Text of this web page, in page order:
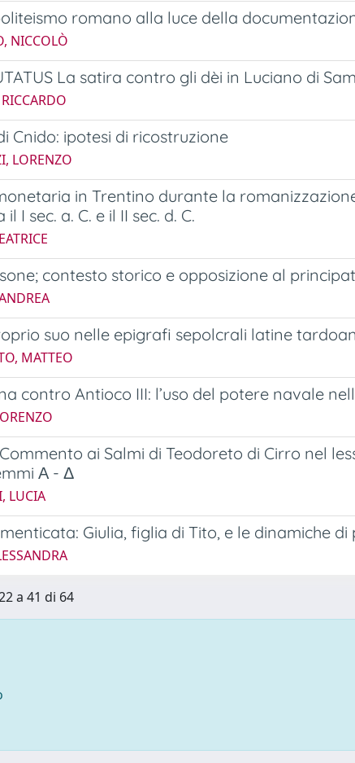
romano alla luce della
NICCOLÒ
La satira contro gli dèi in Luciano di
Cnido: ipotesi di ricostruzione
LORENZO
in Trentino durante la
I sec. a. C. e il II sec. d. C.
contesto storico e opposizione al
suo nelle epigrafi sepolcrali latine
MATTEO
contro Antioco III: l’uso del potere navale
ai Salmi di Teodoreto di Cirro nel
Α - Δ
LUCIA
Giulia, figlia di Tito, e le dinamiche
a 41 di 64